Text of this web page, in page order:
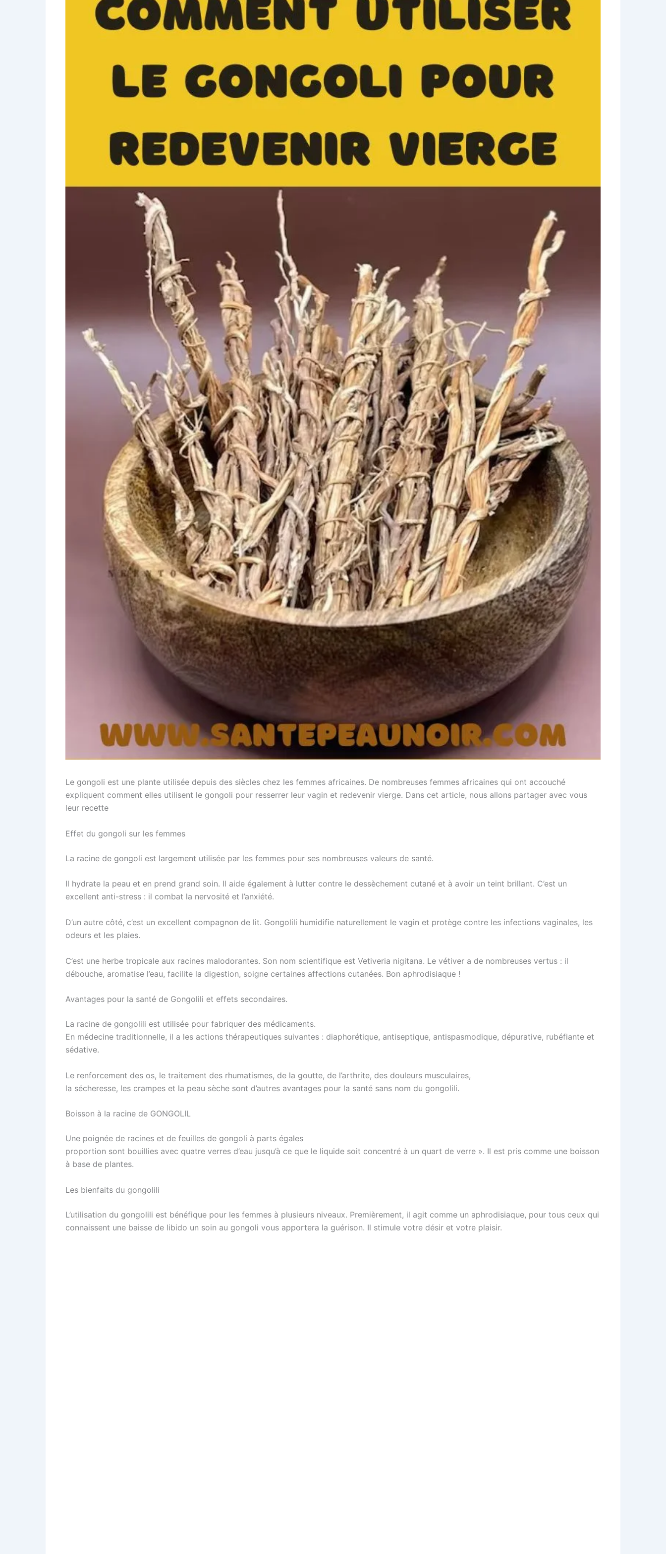
Le gongoli est une plante utilisée depuis des siècles chez les femmes africaines. De nombreuses femmes africaines qui ont accouché
expliquent comment elles utilisent le gongoli pour resserrer leur vagin et redevenir vierge. Dans cet article, nous allons partager avec vous
leur recette
Effet du gongoli sur les femmes
La racine de gongoli est largement utilisée par les femmes pour ses nombreuses valeurs de santé.
Il hydrate la peau et en prend grand soin. Il aide également à lutter contre le dessèchement cutané et à avoir un teint brillant. C’est un
excellent anti-stress : il combat la nervosité et l’anxiété.
D’un autre côté, c’est un excellent compagnon de lit. Gongolili humidifie naturellement le vagin et protège contre les infections vaginales, les
odeurs et les plaies.
C’est une herbe tropicale aux racines malodorantes. Son nom scientifique est Vetiveria nigitana. Le vétiver a de nombreuses vertus : il
débouche, aromatise l’eau, facilite la digestion, soigne certaines affections cutanées. Bon aphrodisiaque !
Avantages pour la santé de Gongolili et effets secondaires.
La racine de gongolili est utilisée pour fabriquer des médicaments.
En médecine traditionnelle, il a les actions thérapeutiques suivantes : diaphorétique, antiseptique, antispasmodique, dépurative, rubéfiante et
sédative.
Le renforcement des os, le traitement des rhumatismes, de la goutte, de l’arthrite, des douleurs musculaires,
la sécheresse, les crampes et la peau sèche sont d’autres avantages pour la santé sans nom du gongolili.
Boisson à la racine de GONGOLIL
Une poignée de racines et de feuilles de gongoli à parts égales
proportion sont bouillies avec quatre verres d’eau jusqu’à ce que le liquide soit concentré à un quart de verre ». Il est pris comme une boisson
à base de plantes.
Les bienfaits du gongolili
L’utilisation du gongolili est bénéfique pour les femmes à plusieurs niveaux. Premièrement, il agit comme un aphrodisiaque, pour tous ceux qui
connaissent une baisse de libido un soin au gongoli vous apportera la guérison. Il stimule votre désir et votre plaisir.